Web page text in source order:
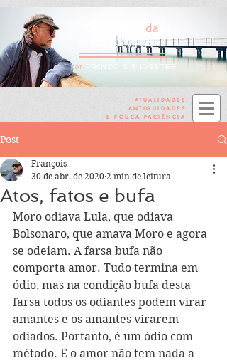
da
PALAVRA
por FRANÇOIS SILVESTRE
ATUALIDADES
ANTIGUIDADES
E POUCA PACIÊNCIA
Post
Atos, fatos e bufa
François
30 de abr. de 2020 2 min de leitura
Moro odiava Lula, que odiava
Bolsonaro, que amava Moro e agora
se odeiam. A farsa bufa não
comporta amor. Tudo termina em
ódio, mas na condição bufa desta
farsa todos os odiantes podem virar
amantes e os amantes virarem
odiados. Portanto, é um ódio com
método. E o amor não tem nada a